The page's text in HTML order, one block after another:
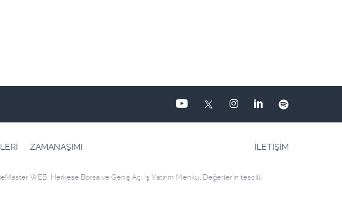
ZAMANAŞIMI İLETİŞİM
WEB, Herkese Borsa ve Geniş Açı İş Yatırım Menkul Değerler'in tescilli